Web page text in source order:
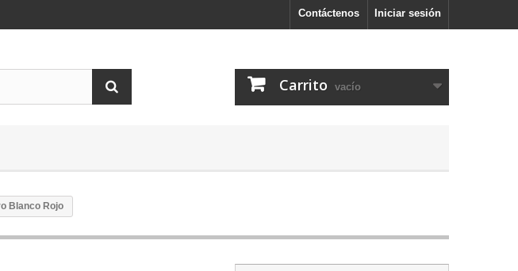
Iniciar sesión
Contáctenos
Carrito vacío
Blanco Rojo